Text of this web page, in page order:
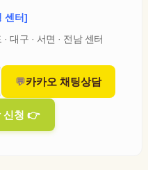
센터]
대구 · 서면 · 전남 센터
카카오 채팅상담
신청